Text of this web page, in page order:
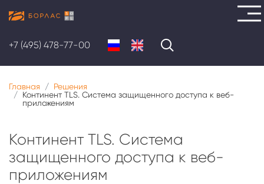
основному
содержанию
+7 (495) 478-77-00
Главная
Решения
Континент TLS. Система защищенного доступа к веб-
приложениям
Континент TLS. Система
защищенного доступа к веб-
приложениям